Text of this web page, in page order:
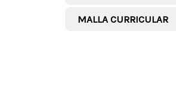
MALLA CURRICULAR